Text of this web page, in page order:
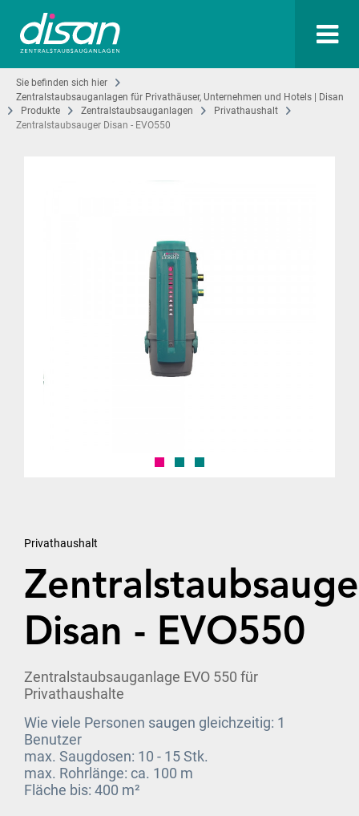
Sie befinden sich hier
Zentralstaubsauganlagen für Privathäuser, Unternehmen und Hotels | Disan
Produkte
Zentralstaubsauganlagen
Privathaushalt
Zentralstaubsauger Disan - EVO550
Privathaushalt
Disan - EVO550
Zentralstaubsauganlage EVO 550 für
Privathaushalte
Wie viele Personen saugen gleichzeitig: 1
Benutzer
max. Saugdosen: 10 - 15 Stk.
max. Rohrlänge: ca. 100 m
Fläche bis: 400 m²